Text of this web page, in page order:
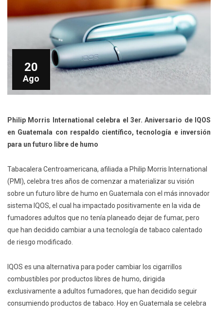
20
Ago
Philip Morris International celebra el 3er. Aniversario de IQOS
en Guatemala con respaldo científico, tecnología e inversión
para un futuro libre de humo
Tabacalera Centroamericana, afiliada a Philip Morris International
(PMI), celebra tres años de comenzar a materializar su visión
sobre un futuro libre de humo en Guatemala con el más innovador
sistema IQOS, el cual ha impactado positivamente en la vida de
fumadores adultos que no tenía planeado dejar de fumar, pero
que han decidido cambiar a una tecnología de tabaco calentado
de riesgo modificado.
IQOS es una alternativa para poder cambiar los cigarrillos
combustibles por productos libres de humo, dirigida
exclusivamente a adultos fumadores, que han decidido seguir
consumiendo productos de tabaco. Hoy en Guatemala se celebra